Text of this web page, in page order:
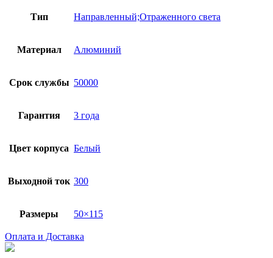
Тип Направленный;Отраженного света
Материал Алюминий
Срок службы 50000
Гарантия 3 года
Цвет корпуса Белый
Выходной ток 300
Размеры 50×115
Оплата и Доставка